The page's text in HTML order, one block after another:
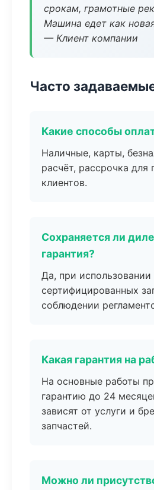
срокам, грамотные
Машина едет как
— Клиент компании
Часто
Какие способы
Наличные, карты,
расчёт, рассрочка для
клиентов.
Сохраняется ли
гарантия?
Да, при использовании
сертифицированных
соблюдении
Какая гарантия на
На основные работы
гарантию до 24
зависят от услуги и
запчастей.
Можно ли